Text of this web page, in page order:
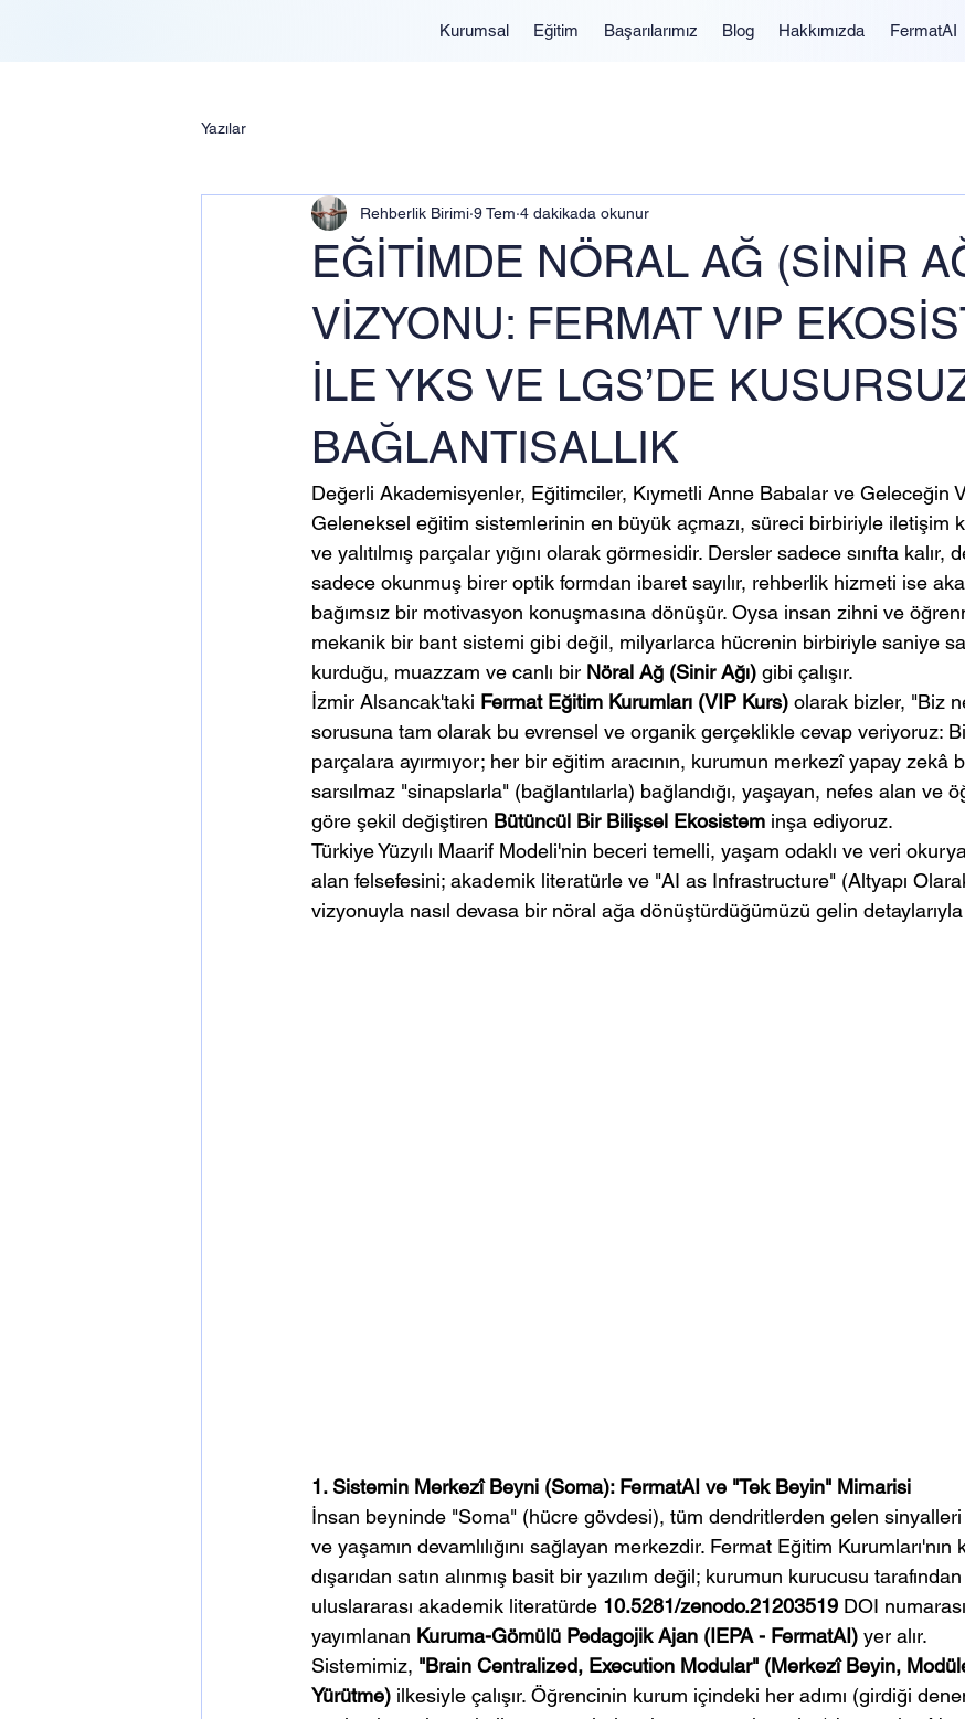
Kurumsal Eğitim Başarılarımız Blog Hakkımızda FermatAI
Yazılar
EĞİTİMDE NÖRAL AĞ (SİNİR
VİZYONU: FERMAT VIP
İLE YKS VE LGS’DE
BAĞLANTISALLIK
Rehberlik Birimi 9 Tem 4 dakikada okunur
Değerli Akademisyenler, Eğitimciler, Kıymetli Anne Babalar ve Geleceğin
Geleneksel eğitim sistemlerinin en büyük açmazı, süreci birbiriyle iletişim
ve yalıtılmış parçalar yığını olarak görmesidir. Dersler sadece sınıfta kalır,
sadece okunmuş birer optik formdan ibaret sayılır, rehberlik hizmeti ise
bağımsız bir motivasyon konuşmasına dönüşür. Oysa insan zihni ve
mekanik bir bant sistemi gibi değil, milyarlarca hücrenin birbiriyle saniye
kurduğu, muazzam ve canlı bir Nöral Ağ (Sinir Ağı) gibi çalışır.
İzmir Alsancak'taki Fermat Eğitim Kurumları (VIP Kurs) olarak bizler, "Biz
sorusuna tam olarak bu evrensel ve organik gerçeklikle cevap veriyoruz:
parçalara ayırmıyor; her bir eğitim aracının, kurumun merkezî yapay zekâ
sarsılmaz "sinapslarla" (bağlantılarla) bağlandığı, yaşayan, nefes alan ve
göre şekil değiştiren Bütüncül Bir Bilişsel Ekosistem inşa ediyoruz.
Türkiye Yüzyılı Maarif Modeli'nin beceri temelli, yaşam odaklı ve veri
alan felsefesini; akademik literatürle ve "AI as Infrastructure" (Altyapı
vizyonuyla nasıl devasa bir nöral ağa dönüştürdüğümüzü gelin
1. Sistemin Merkezî Beyni (Soma): FermatAI ve "Tek Beyin" Mimarisi
İnsan beyninde "Soma" (hücre gövdesi), tüm dendritlerden gelen
ve yaşamın devamlılığını sağlayan merkezdir. Fermat Eğitim Kurumları'nın
dışarıdan satın alınmış basit bir yazılım değil; kurumun kurucusu
uluslararası akademik literatürde 10.5281/zenodo.21203519 DOI
yayımlanan Kuruma-Gömülü Pedagojik Ajan (IEPA - FermatAI) yer alır.
Sistemimiz, "Brain Centralized, Execution Modular" (Merkezî Beyin,
Yürütme) ilkesiyle çalışır. Öğrencinin kurum içindeki her adımı (girdiği